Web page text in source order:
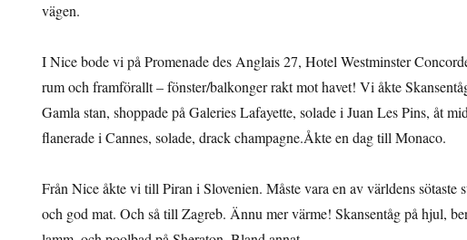
vägen.
I Nice bode vi på Promenade des Anglais 27, Hotel Westminster
rum och framförallt – fönster/balkonger rakt mot havet! Vi åkte
Gamla stan, shoppade på Galeries Lafayette, solade i Juan Les Pins, åt
flanerade i Cannes, solade, drack champagne.Åkte en dag till Monaco.
Från Nice åkte vi till Piran i Slovenien. Måste vara en av världens sötaste
och god mat. Och så till Zagreb. Ännu mer värme! Skansentåg på hjul,